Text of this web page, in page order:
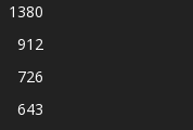
1380
912
726
643